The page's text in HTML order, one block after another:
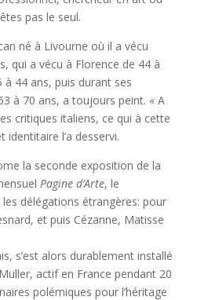
pas le seul.
né à Livourne où il a vécu
qui a vécu à Florence de 44 à
à 44 ans, puis durant ses
à 70 ans, a toujours peint. « A
critiques italiens, ce qui à cette
l’a desservi.
la seconde exposition de la
Pagine d’Arte, le
délégations étrangères: pour
et puis Cézanne, Matisse
s’est alors durablement installé
actif en France pendant 20
polémiques pour l’héritage